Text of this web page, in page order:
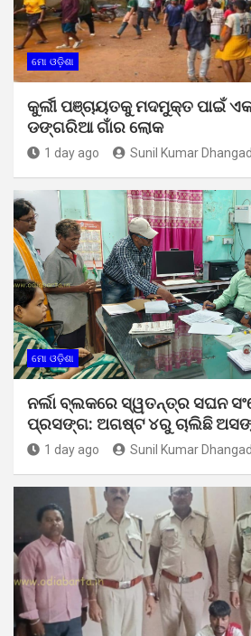
ମୋ ଓଡ଼ିଶା
କୁର୍ଲୀ ପଞ୍ଚାୟତକୁ ମଦମୁକ୍ତ ପାଇଁ
ଡଙ୍ଗରିଆ ଗାଁର ଲୋକ
1 day ago Sunil Kumar
ମୋ ଓଡ଼ିଶା
ନର୍ଲା ବ୍ଲକରେ ସ୍ୱତନ୍ତ୍ର ସଘନ
ପ୍ରସଙ୍ଗ: ଅଗଷ୍ଟ ୪ରୁ ଚାଲିଛି
1 day ago Sunil Kumar